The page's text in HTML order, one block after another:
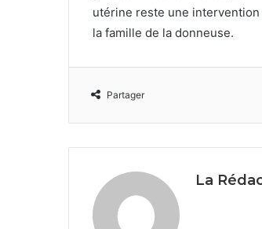
utérine reste une
la famille de la donneuse.
Partager
La